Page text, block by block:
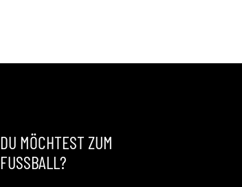
DU MÖCHTEST ZUM
FUSSBALL?